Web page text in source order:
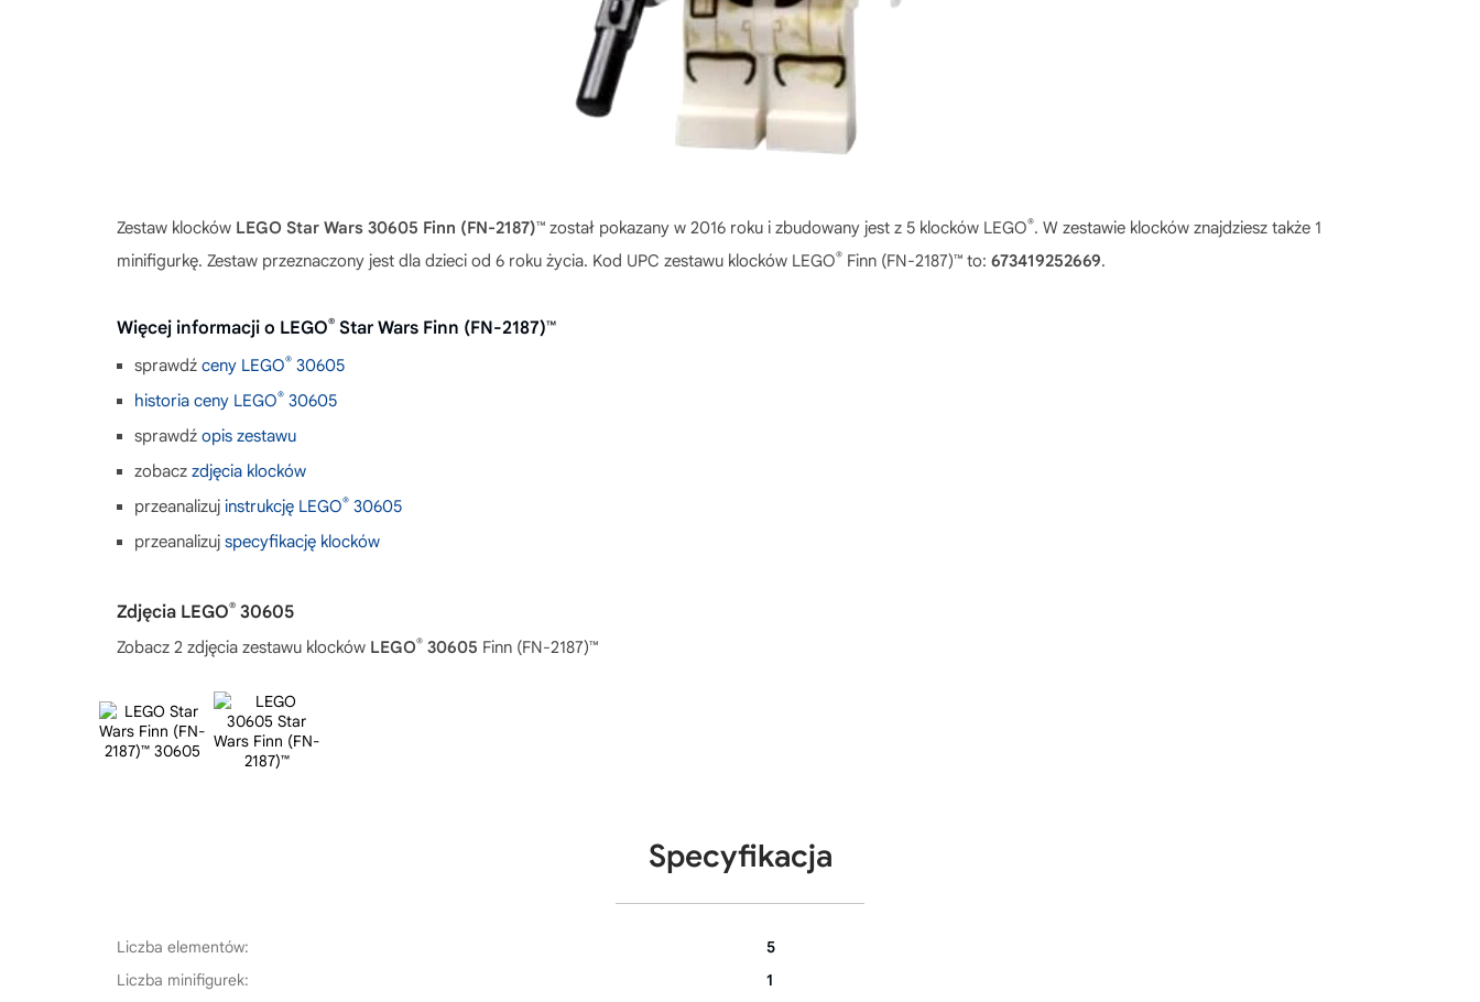
Zestaw klocków LEGO Star Wars 30605 Finn (FN-2187)™ został pokazany w 2016 roku i zbudowany jest z 5 klocków LEGO®. W zestawie klocków znajdziesz także 1
minifigurkę. Zestaw przeznaczony jest dla dzieci od 6 roku życia. Kod UPC zestawu klocków LEGO® Finn (FN-2187)™ to: 673419252669.
Więcej informacji o LEGO® Star Wars Finn (FN-2187)™
sprawdź ceny LEGO® 30605
historia ceny LEGO® 30605
sprawdź opis zestawu
zobacz zdjęcia klocków
przeanalizuj instrukcję LEGO® 30605
przeanalizuj specyfikację klocków
Zdjęcia LEGO® 30605
Zobacz 2 zdjęcia zestawu klocków LEGO® 30605 Finn (FN-2187)™
Specyfikacja
Liczba elementów:
5
Liczba minifigurek:
1